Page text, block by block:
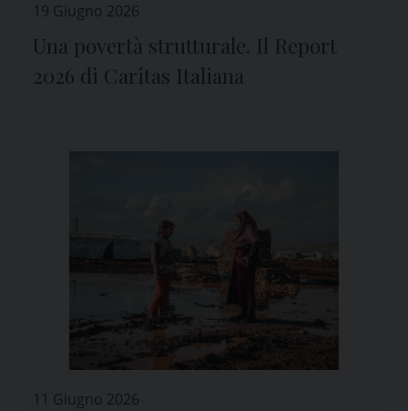
19 Giugno 2026
Una povertà strutturale. Il Report
2026 di Caritas Italiana
11 Giugno 2026